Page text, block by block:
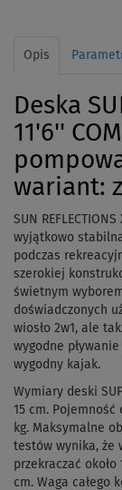
Opis
Deska
11'6''
wariant:
SUN
wyjątkowo
podczas
szerokiej
świetnym
doświadczonych
wiosło 2w1, ale
wygodne
wygodny kajak.
Wymiary deski
15 cm. Pojemność
kg. Maksymalne
testów wynika, że
przekraczać około
cm. Waga całego